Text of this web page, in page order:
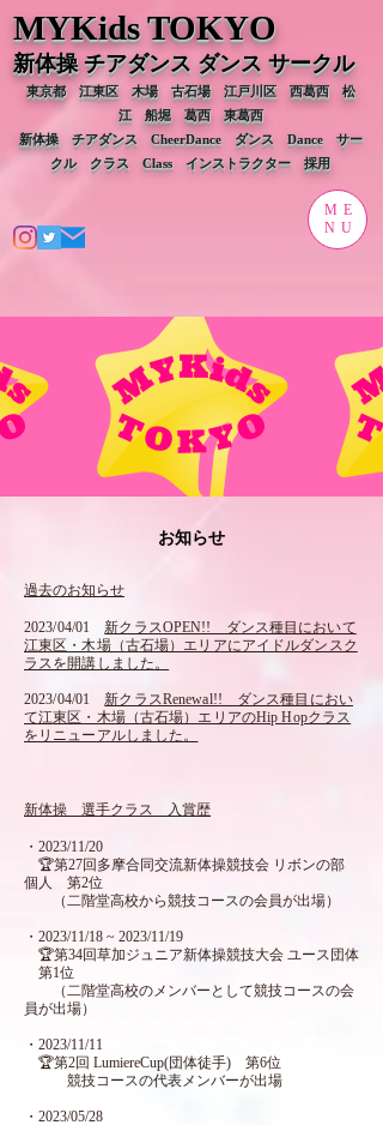
MYKids TOKYO
新体操 チアダンス ダンス サークル
東京都 江東区 木場 古石場 江戸川区 西葛西 松
江 船堀 葛西 東葛西
新体操 チアダンス CheerDance ダンス Dance サー
クルクラス Class​ ​インストラクター 採用
ME
NU
お知らせ
過去のお知らせ
2023/04/01
新クラスOPEN!! ダンス種目において
江東区・木場（古石場）エリアにアイドルダンスク
ラスを開講しました。
2023/04/01 新クラスRenewal!! ダンス種目におい
て江東区・木場（古石場）エリアのHip Hopクラス
をリニューアルしました。
新体操 選手クラス 入賞歴
・2023/11/20
🏆第27回多摩合同交流新体操競技会 リボンの部
個人 第2位
（二階堂高校から競技コースの会員が出場）
・2023/11/18 ~ 2023/11/19
🏆第34回草加ジュニア新体操競技大会 ユース団体
第1位
（二階堂高校のメンバーとして競技コースの会
員が出場）
・2023/11/11
🏆第2回 LumiereCup(団体徒手) 第6位
競技コースの代表メンバーが出場
・2023/05/28